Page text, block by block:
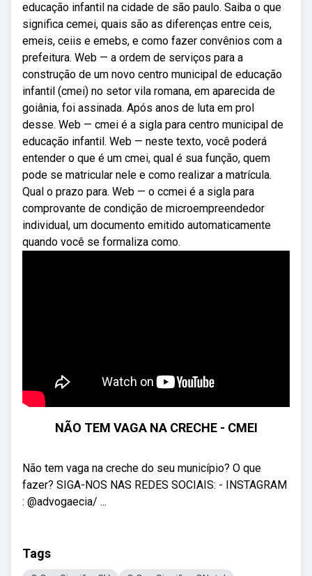
educação infantil na cidade de são paulo. Saiba o que
significa cemei, quais são as diferenças entre ceis,
emeis, ceiis e emebs, e como fazer convênios com a
prefeitura. Web — a ordem de serviços para a
construção de um novo centro municipal de educação
infantil (cmei) no setor vila romana, em aparecida de
goiânia, foi assinada. Após anos de luta em prol
desse. Web — cmei é a sigla para centro municipal de
educação infantil. Web — neste texto, você poderá
entender o que é um cmei, qual é sua função, quem
pode se matricular nele e como realizar a matrícula.
Qual o prazo para. Web — o ccmei é a sigla para
comprovante de condição de microempreendedor
individual, um documento emitido automaticamente
quando você se formaliza como.
NÃO TEM VAGA NA CRECHE - CMEI
Não tem vaga na creche do seu município? O que
fazer? SIGA-NOS NAS REDES SOCIAIS: - INSTAGRAM
: @advogaecia/ ...
Tags